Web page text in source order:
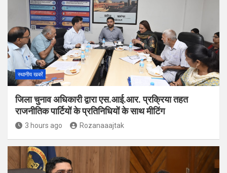
स्थानीय खबरें
जिला चुनाव अधिकारी द्वारा एस.आई.आर. प्रक्रिया तहत
राजनीतिक पार्टियों के प्रतिनिधियों के साथ मीटिंग
3 hours ago Rozanaaajtak